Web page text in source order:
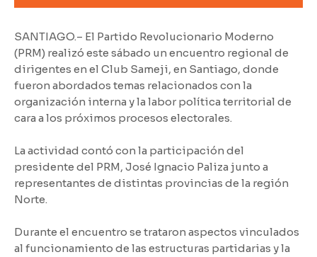
SANTIAGO.– El Partido Revolucionario Moderno
(PRM) realizó este sábado un encuentro regional de
dirigentes en el Club Sameji, en Santiago, donde
fueron abordados temas relacionados con la
organización interna y la labor política territorial de
cara a los próximos procesos electorales.
La actividad contó con la participación del
presidente del PRM, José Ignacio Paliza junto a
representantes de distintas provincias de la región
Norte.
Durante el encuentro se trataron aspectos vinculados
al funcionamiento de las estructuras partidarias y la